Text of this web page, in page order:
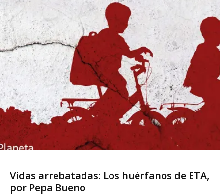
Vidas arrebatadas: Los huérfanos de ETA,
por Pepa Bueno